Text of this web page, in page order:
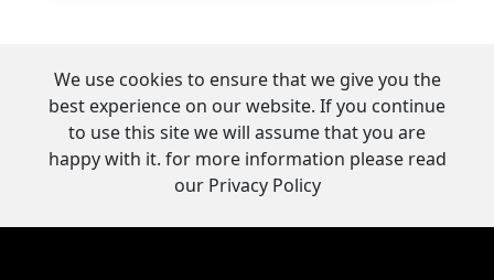
We use cookies to ensure that we give you the
best experience on our website. If you continue
to use this site we will assume that you are
happy with it. for more information please read
our Privacy Policy